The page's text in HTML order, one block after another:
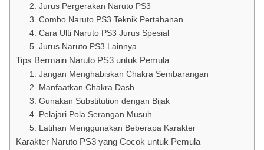
2. Jurus Pergerakan Naruto PS3
3. Combo Naruto PS3 Teknik Pertahanan
4. Cara Ulti Naruto PS3 Jurus Spesial
5. Jurus Naruto PS3 Lainnya
Tips Bermain Naruto PS3 untuk Pemula
1. Jangan Menghabiskan Chakra Sembarangan
2. Manfaatkan Chakra Dash
3. Gunakan Substitution dengan Bijak
4. Pelajari Pola Serangan Musuh
5. Latihan Menggunakan Beberapa Karakter
Karakter Naruto PS3 yang Cocok untuk Pemula